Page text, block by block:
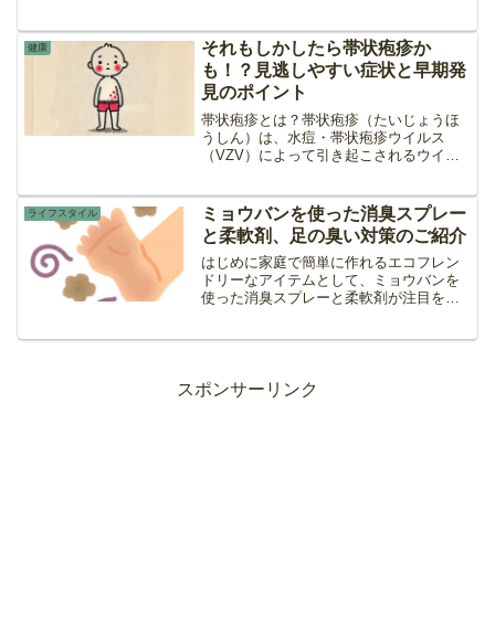
品を日常的に摂取するようになりまし
た。しかし、ある時からアルコ...
健康
それもしかしたら帯状疱疹か
も！？見逃しやすい症状と早期発
見のポイント
帯状疱疹とは？帯状疱疹（たいじょうほ
うしん）は、水痘・帯状疱疹ウイルス
（VZV）によって引き起こされるウイル
伏し、免疫力が低下したときに再活性化
して帯状疱疹を引き起こし...
ライフスタイル
ミョウバンを使った消臭スプレー
と柔軟剤、足の臭い対策のご紹介
はじめに家庭で簡単に作れるエコフレン
ドリーなアイテムとして、ミョウバンを
使った消臭スプレーと柔軟剤が注目を集
スポンサーリンク